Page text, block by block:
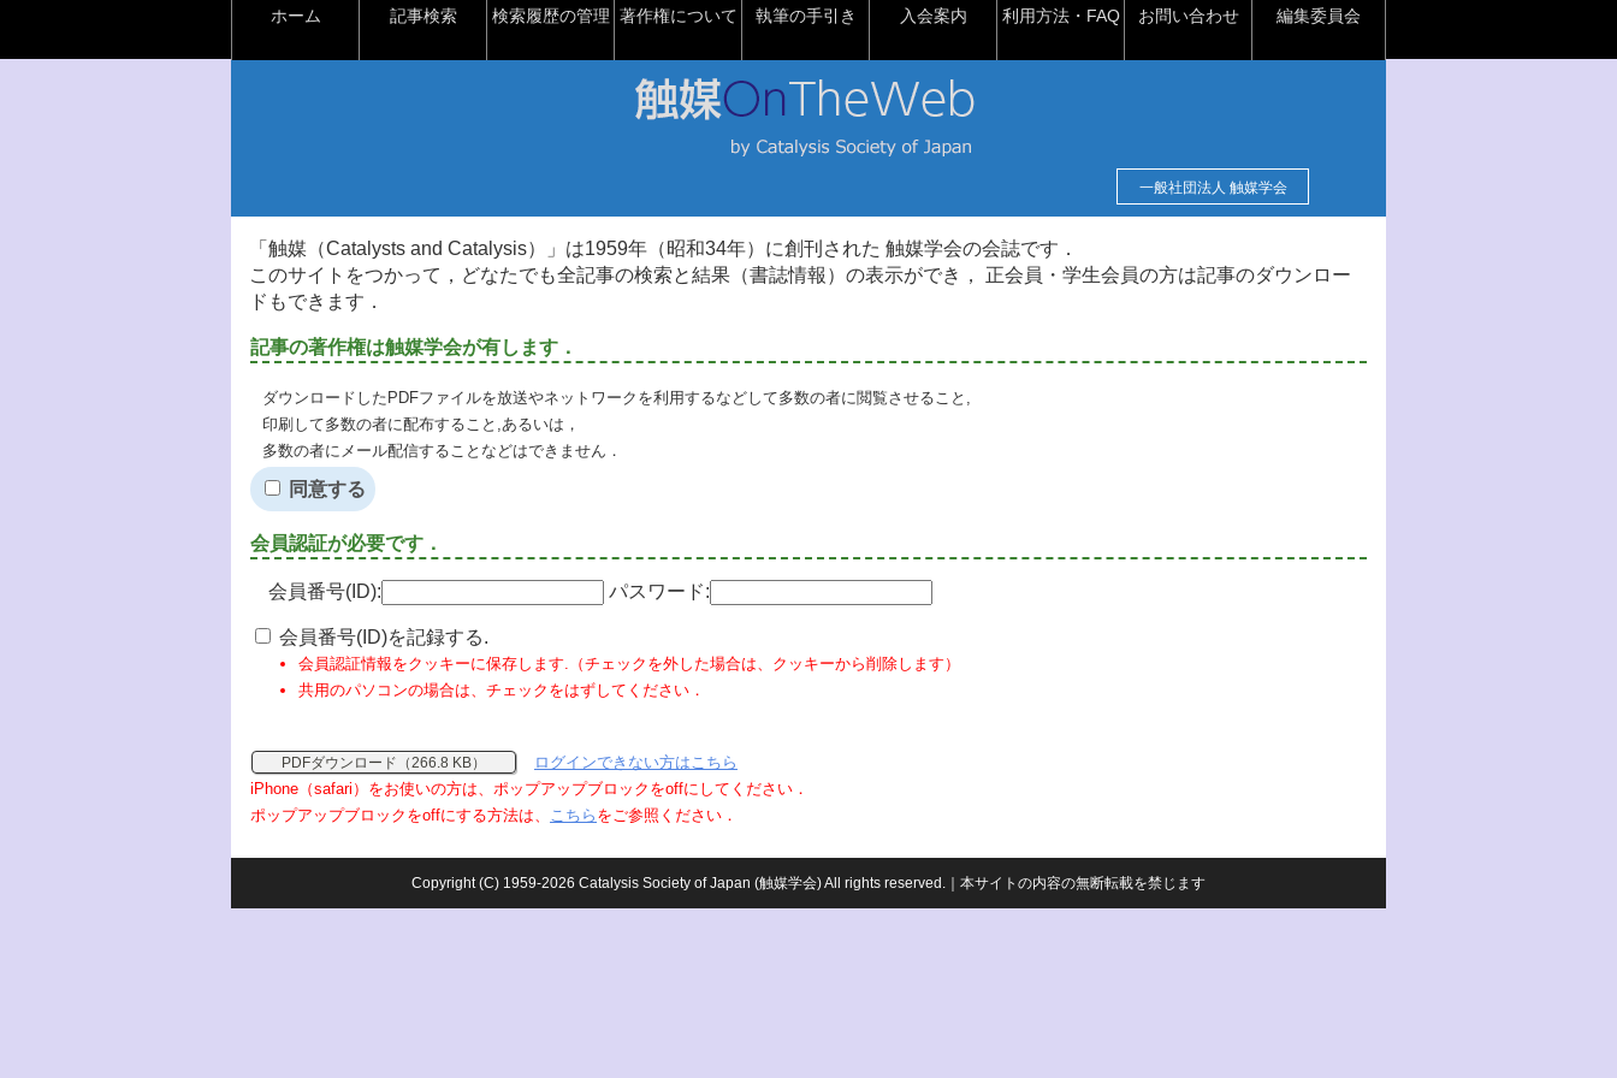
ホーム 記事検索 検索履歴の管理 著作権について 執筆の手引き 入会案内 利用方法・FAQ お問い合わせ 編集委員会
一般社団法人 触媒学会
「触媒（Catalysts and Catalysis）」は1959年（昭和34年）に創刊された 触媒学会の会誌です．
このサイトをつかって，どなたでも全記事の検索と結果（書誌情報）の表示ができ， 正会員・学生会員の方は記事のダウンロー
ドもできます．
記事の著作権は触媒学会が有します．
ダウンロードしたPDFファイルを放送やネットワークを利用するなどして多数の者に閲覧させること,
印刷して多数の者に配布すること,あるいは，
多数の者にメール配信することなどはできません．
同意する
会員認証が必要です．
会員番号(ID): パスワード:
会員番号(ID)を記録する.
会員認証情報をクッキーに保存します.（チェックを外した場合は、クッキーから削除します）
共用のパソコンの場合は、チェックをはずしてください．
PDFダウンロード（266.8 KB）
ログインできない方はこちら
iPhone（safari）をお使いの方は、ポップアップブロックをoffにしてください．
ポップアップブロックをoffにする方法は、 こちら をご参照ください．
Copyright (C) 1959-2026 Catalysis Society of Japan (触媒学会) All rights reserved.｜本サイトの内容の無断転載を禁じます